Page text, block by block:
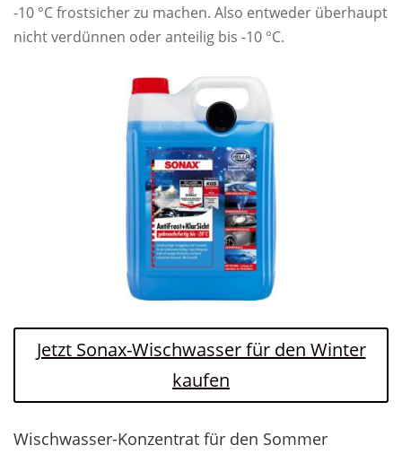
-10 °C frostsicher zu machen. Also entweder überhaupt
nicht verdünnen oder anteilig bis -10 °C.
Jetzt Sonax-Wischwasser für den Winter
kaufen
Wischwasser-Konzentrat für den Sommer